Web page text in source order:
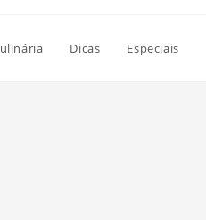
Dicas Especiais